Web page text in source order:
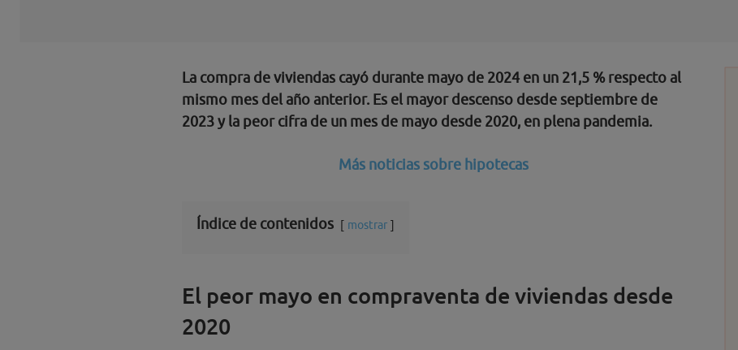
La compra de viviendas cayó durante mayo de 2024 en un 21,5 % respecto al
mismo mes del año anterior. Es el mayor descenso desde septiembre de
2023 y la peor cifra de un mes de mayo desde 2020, en plena pandemia.
Más noticias sobre hipotecas
Índice de contenidos mostrar
El peor mayo en compraventa de viviendas desde
2020